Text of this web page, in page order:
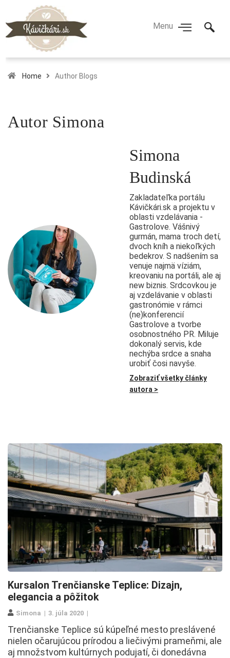
Home Author Blogs
Autor Simona
Simona
Budinská
Zakladateľka portálu
Kávičkári.sk a projektu v
oblasti vzdelávania -
Gastrolove. Vášnivý
gurmán, mama troch detí,
dvoch kníh a niekoľkých
bedekrov. S nadšením sa
venuje najmä víziám,
kreovaniu na portáli, ale aj
new biznis. Srdcovkou je
aj vzdelávanie v oblasti
gastronómie v rámci
(ne)konferencií
Gastrolove a tvorbe
osobnostného PR. Miluje
dokonalý servis, kde
nechýba srdce a snaha
urobiť čosi navyše.
Zobraziť všetky články
autora >
Kursalon Trenčianske Teplice: Dizajn,
elegancia a pôžitok
Simona 3. júla 2020
Trenčianske Teplice sú kúpeľné mesto preslávené
nielen očarujúcou prírodou a liečivými prameňmi, ale
aj množstvom kultúrnych podujatí, či donedávna